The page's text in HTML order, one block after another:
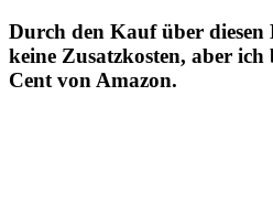
Durch den Kauf über diesen
keine Zusatzkosten, aber
Cent von Amazon.